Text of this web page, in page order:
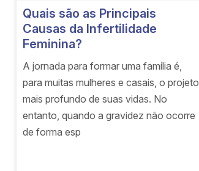
Quais são as Principais
Causas da Infertilidade
Feminina?
A jornada para formar uma família é,
para muitas mulheres e casais, o projeto
mais profundo de suas vidas. No
entanto, quando a gravidez não ocorre
de forma esp